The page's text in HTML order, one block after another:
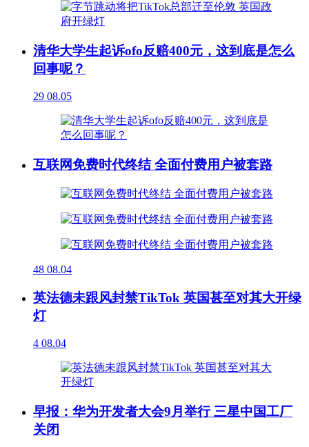
清华大学生起诉ofo反赔400元，这到底是怎么
回事呢？
29 08.05
互联网免费时代终结 全面付费用户被套路
48 08.04
英法德未跟风封禁TikTok 英国甚至对其大开绿
灯
4 08.04
早报：华为开发者大会9月举行 三星中国工厂
关闭